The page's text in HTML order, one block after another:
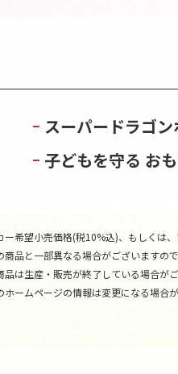
スーパードラゴ
子どもを守る お
希望小売価格(税10%込)、もしくは、
品と一部異なる場合がございますので
は生産・販売が終了している場合が
ームページの情報は変更になる場合